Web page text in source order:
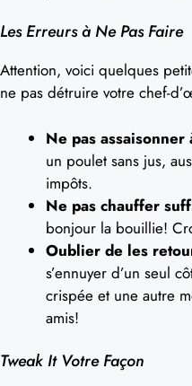
Les Erreurs à Ne Pas Faire
Attention, voici quelques
ne pas détruire votre chef-
Ne pas assaisonner
un poulet sans jus,
impôts.
Ne pas chauffer
bonjour la bouillie!
Oublier de les
s’ennuyer d’un seul
crispée et une autre
amis!
Tweak It Votre Façon